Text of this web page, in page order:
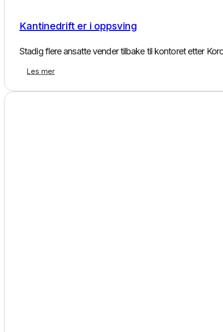
Kantinedrift er i oppsving
Stadig flere ansatte vender tilbake til kontoret etter
Les mer